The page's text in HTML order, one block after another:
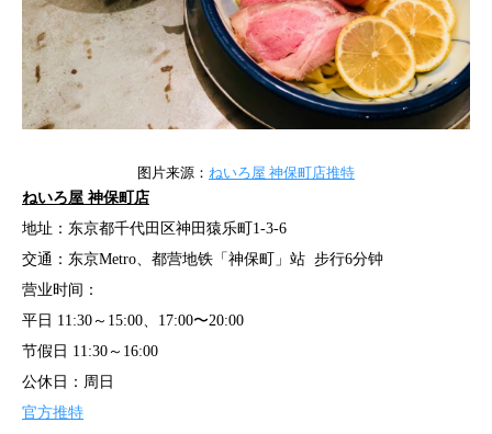
图片来源： ねいろ屋 神保町店推特
ねいろ屋 神保町店
地址：东京都千代田区神田猿乐町1-3-6
交通：东京Metro、都营地铁「神保町」站 步行6分钟
营业时间：
平日 11:30～15:00、17:00〜20:00
节假日 11:30～16:00
公休日：周日
官方推特